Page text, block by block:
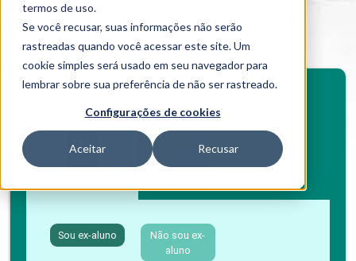
termos de uso.
Se você recusar, suas informações não serão
rastreadas quando você acessar este site. Um
cookie simples será usado em seu navegador para
lembrar sobre sua preferência de não ser rastreado.
Configurações de cookies
Aceitar Recusar
Especialização em Tecnologia de
Alimentos
Investimento
Boleto bancário / PIX Cartão de crédito
Sou ex-aluno
Não sou ex-
aluno
BENEFÍCIOS
Benefícios pós-graduação